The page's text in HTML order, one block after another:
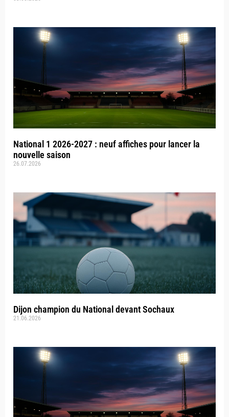
National 1 2026-2027 : neuf affiches pour lancer la
nouvelle saison
26.07.2026
Dijon champion du National devant Sochaux
21.06.2026